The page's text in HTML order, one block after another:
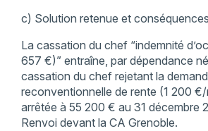
c) Solution retenue et conséquences
La cassation du chef “indemnité
657 €)” entraîne, par dépendance
cassation du chef rejetant la
reconventionnelle de rente (1 200
arrêtée à 55 200 € au 31 décembre
Renvoi devant la CA Grenoble.